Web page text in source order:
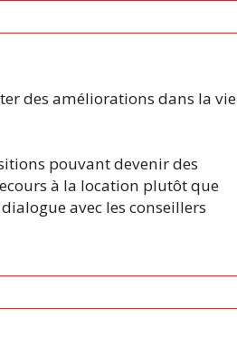
des améliorations dans la vie
pouvant devenir des
à la location plutôt que
avec les conseillers